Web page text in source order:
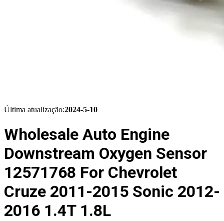
Última atualização:2024-5-10
Wholesale Auto Engine
Downstream Oxygen Sensor
12571768 For Chevrolet
Cruze 2011-2015 Sonic 2012-
2016 1.4T 1.8L